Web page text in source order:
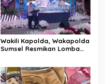
Wakili Kapolda, Wakapolda
Sumsel Resmikan Lomba
Bangsa